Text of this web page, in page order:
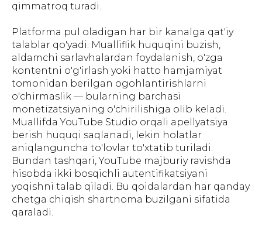
qimmatroq turadi.
Platforma pul oladigan har bir kanalga qat'iy
talablar qo'yadi. Mualliflik huquqini buzish,
aldamchi sarlavhalardan foydalanish, o'zga
kontentni o'g'irlash yoki hatto hamjamiyat
tomonidan berilgan ogohlantirishlarni
o'chirmaslik — bularning barchasi
monetizatsiyaning o'chirilishiga olib keladi.
Muallifda YouTube Studio orqali apellyatsiya
berish huquqi saqlanadi, lekin holatlar
aniqlanguncha to'lovlar to'xtatib turiladi.
Bundan tashqari, YouTube majburiy ravishda
hisobda ikki bosqichli autentifikatsiyani
yoqishni talab qiladi. Bu qoidalardan har qanday
chetga chiqish shartnoma buzilgani sifatida
qaraladi.